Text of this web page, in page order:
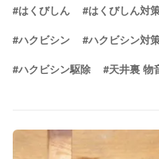
#はくびしん #はくびしん対
#ハクビシン #ハクビシン対
#ハクビシン駆除 #天井裏 物